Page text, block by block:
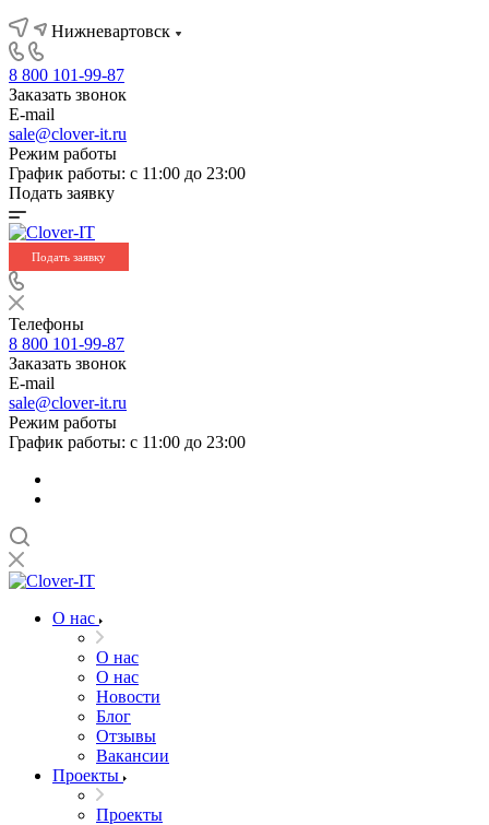
Нижневартовск
8 800 101-99-87
Заказать звонок
E-mail
sale@clover-it.ru
Режим работы
График работы: с 11:00 до 23:00
Подать заявку
Подать заявку
Телефоны
8 800 101-99-87
Заказать звонок
E-mail
sale@clover-it.ru
Режим работы
График работы: с 11:00 до 23:00
О нас
О нас
О нас
Новости
Блог
Отзывы
Вакансии
Проекты
Проекты